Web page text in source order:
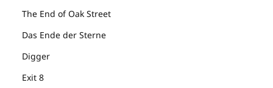
The End of Oak Street
Das Ende der Sterne
Digger
Exit 8